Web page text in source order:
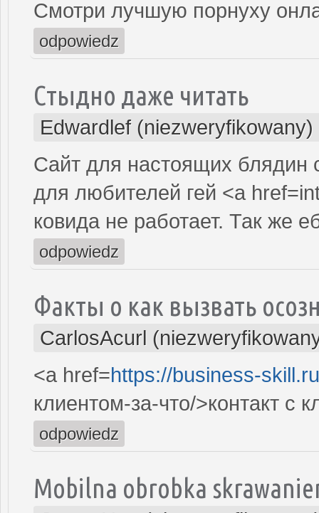
Смотри лучшую порнуху
odpowiedz
Стыдно даже читать
Edwardlef (niezweryfikowany)
Сайт для настоящих блядин
для любителей гей <a
ковида не работает. Так же
odpowiedz
Факты о как вызвать
CarlosAcurl
<a href=https://business-
клиентом-за-что/>контакт с
odpowiedz
Mobilna obrobka